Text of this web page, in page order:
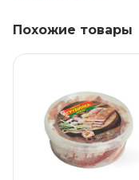
Состав
Температура хранения
Похожие товары